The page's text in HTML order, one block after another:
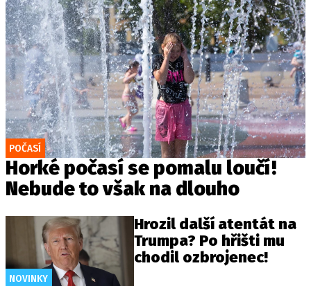
POČASÍ
Horké počasí se pomalu loučí!
Nebude to však na dlouho
NOVINKY
Hrozil další atentát na
Trumpa? Po hřišti mu
chodil ozbrojenec!